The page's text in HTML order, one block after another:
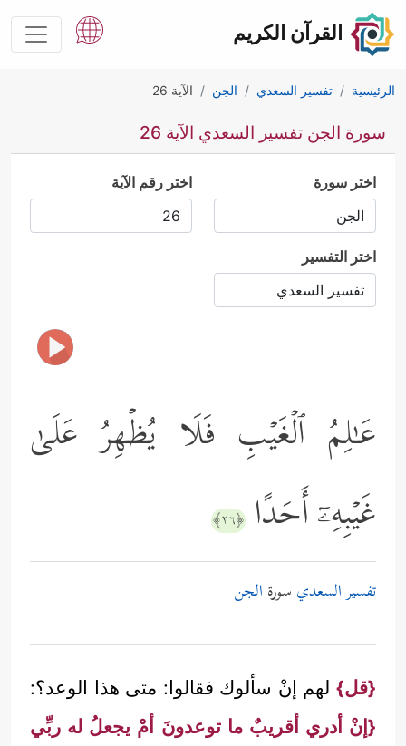
القرآن الكريم
الرئيسية تفسير السعدي الجن الآية 26
سورة الجن تفسير السعدي الآية 26
اختر سورة اختر رقم الآية
اختر التفسير
عَـٰلِمُ ٱلۡغَیۡبِ فَلَا یُظۡهِرُ عَلَىٰ
غَیۡبِهِۦۤ أَحَدًا ﴿٢٦﴾
تفسير السعدي سورة الجن
{قل} لهم إنْ سألوك فقالوا: متى هذا الوعد؟:
{إنْ أدري أقريبٌ ما توعدونَ أمْ يجعلُ له ربِّي